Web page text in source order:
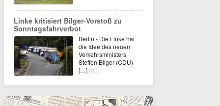
Linke kritisiert Bilger-Vorstoß zu
Sonntagsfahrverbot
Berlin - Die Linke hat
die Idee des neuen
Verkehrsministers
Steffen Bilger (CDU)
[…] (00)